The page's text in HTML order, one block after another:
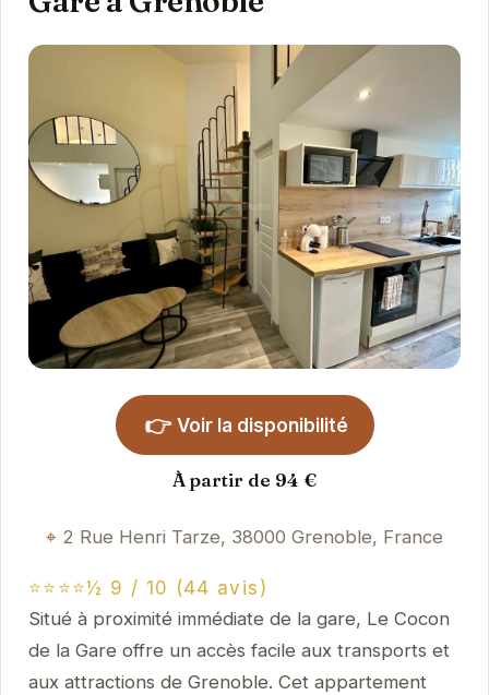
👉 Voir la disponibilité
À partir de 94 €
2 Rue Henri Tarze, 38000 Grenoble, France
⭐⭐⭐⭐½ 9 / 10 (44 avis)
Situé à proximité immédiate de la gare, Le Cocon
de la Gare offre un accès facile aux transports et
aux attractions de Grenoble. Cet appartement